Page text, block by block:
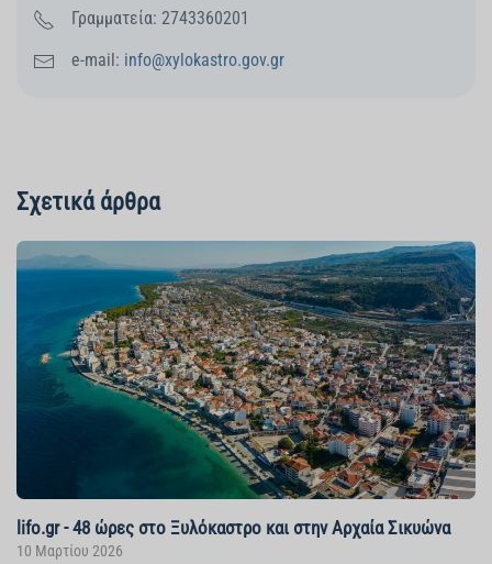
Γραμματεία: 2743360201
e-mail: info@xylokastro.gov.gr
Σχετικά άρθρα
lifo.gr - 48 ώρες στο Ξυλόκαστρο και στην Αρχαία Σικυώνα
10 Μαρτίου 2026